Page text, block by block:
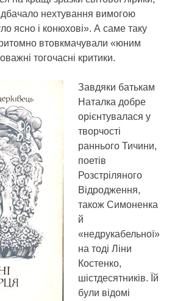
нехтування вимогою
ясно і конюхові». А саме таку
втовкмачували «юним
тогочасні критики.
Завдяки батькам
Наталка добре
орієнтувалася у
творчості
раннього Тичини,
поетів
Розстріляного
Відродження,
також Симоненка
й
«недрукабельної»
на тоді Ліни
Костенко,
шістдесятників. Їй
були відомі